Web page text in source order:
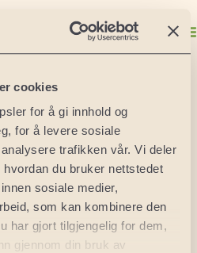
cookies
for å gi innhold og
for å levere sosiale
trafikken vår. Vi deler
du bruker nettstedet
sosiale medier,
som kan kombinere den
har gjort tilgjengelig for dem,
gjennom din bruk av
Golf
Norge
Oslo
Lofoten
Sverige
Malmø